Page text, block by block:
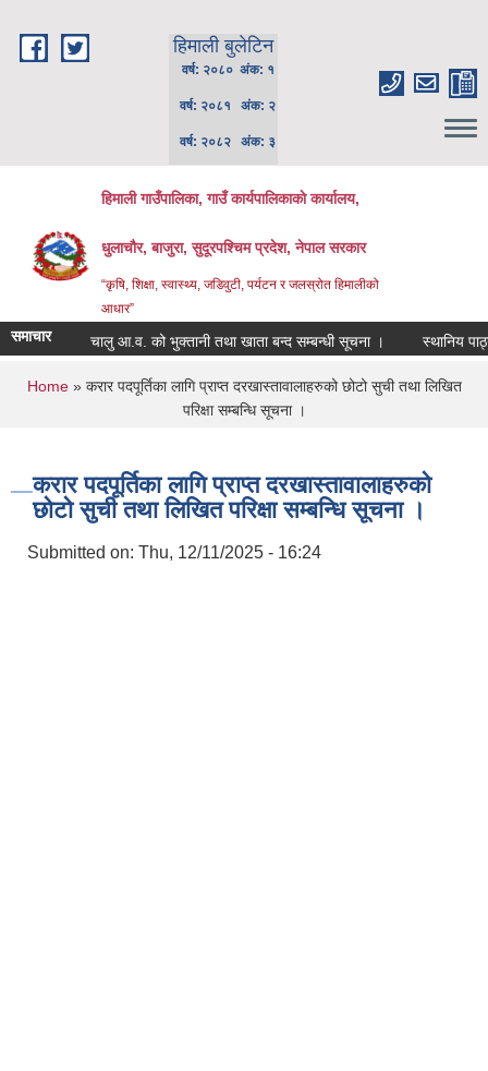
हिमाली बुलेटिन
वर्ष: २०८० अंक: १
वर्ष: २०८१ अंक: २
वर्ष: २०८२ अंक: ३
हिमाली गाउँपालिका, गाउँ कार्यपालिकाकाे कार्यालय,
धुलाचौर, बाजुरा, सुदूरपश्चिम प्रदेश, नेपाल सरकार
“कृषि, शिक्षा, स्वास्थ्य, जडिवुटी, पर्यटन र जलस्रोत हिमालीको
आधार”
समाचार चालु आ.व. को भुक्तानी तथा खाता बन्द सम्बन्धी सूचना । स्थानिय
You are here
Home» करार पदपूर्तिका लागि प्राप्त दरखास्तावालाहरुको छोटो सुची तथा लिखित
परिक्षा सम्बन्धि सूचना ।
करार पदपूर्तिका लागि प्राप्त दरखास्तावालाहरुको
छोटो सुची तथा लिखित परिक्षा सम्बन्धि सूचना ।
Submitted on: Thu, 12/11/2025 - 16:24